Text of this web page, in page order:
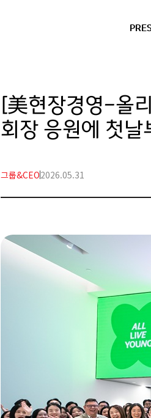
[美현장경영-올
회장 응원에 첫
그룹&CEO2026.05.31